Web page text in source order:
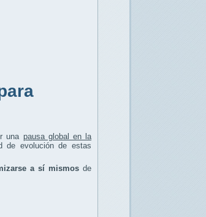
una pausa global en la
de evolución de estas
a sí mismos de